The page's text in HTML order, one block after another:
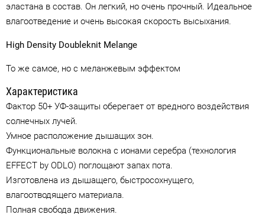
эластана в состав. Он легкий, но очень прочный. Идеальное
влагоотведение и очень высокая скорость высыхания.
High Density Doubleknit Melange
То же самое, но с меланжевым эффектом
Характеристика
Фактор 50+ УФ-защиты оберегает от вредного воздействия
солнечных лучей.
Умное расположение дышащих зон.
Функциональные волокна с ионами серебра (технология
EFFECT by ODLO) поглощают запах пота.
Изготовлена из дышащего, быстросохнущего,
влагоотводящего материала.
Полная свобода движения.